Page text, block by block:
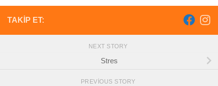
TAKIP ET:
NEXT STORY
Stres
PREVIOUS STORY